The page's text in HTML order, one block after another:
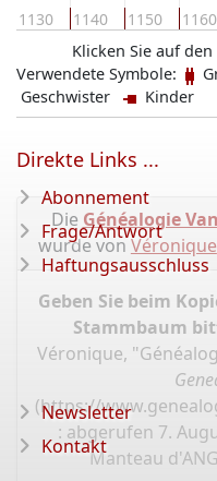
1130 1140 1150 1160
Klicken Sie auf
Verwendete Symbole:
Geschwister
Kinder
Die Généalogie
wurde vonVéronique
Geben Sie beim
Stammbaum
Véronique,
(https://
: abgerufen 7.
Manteau
Direkte Links ...
Abonnement
Frage/Antwort
Haftungsausschluss
Newsletter
Kontakt